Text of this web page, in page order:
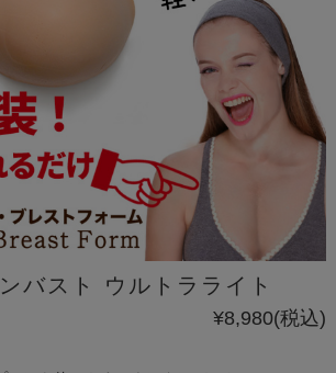
バスト ウルトラライト
¥8,980(税込)